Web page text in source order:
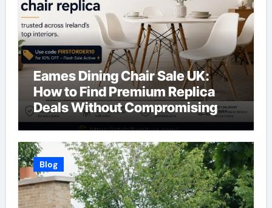
Eames Dining Chair Sale UK:
How to Find Premium Replica
Deals Without Compromising
Quality
Blog